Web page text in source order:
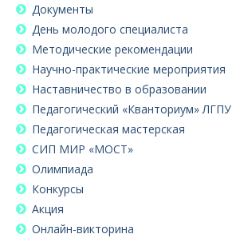
Документы
День молодого специалиста
Методические рекомендации
Научно-практические мероприятия
Наставничество в образовании
Педагогический «Кванториум» ЛГПУ
Педагогическая мастерская
СИП МИР «МОСТ»
Олимпиада
Конкурсы
Акция
Онлайн-викторина